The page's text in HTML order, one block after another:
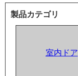
製品カテゴリ
室内ドア